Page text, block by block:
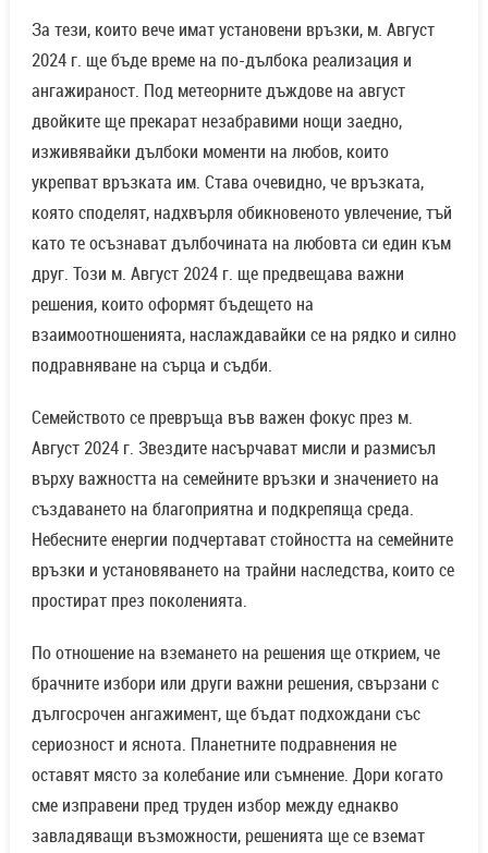
За тези, които вече имат установени връзки, м. Август
2024 г. ще бъде време на по-дълбока реализация и
ангажираност. Под метеорните дъждове на август
двойките ще прекарат незабравими нощи заедно,
изживявайки дълбоки моменти на любов, които
укрепват връзката им. Става очевидно, че връзката,
която споделят, надхвърля обикновеното увлечение, тъй
като те осъзнават дълбочината на любовта си един към
друг. Този м. Август 2024 г. ще предвещава важни
решения, които оформят бъдещето на
взаимоотношенията, наслаждавайки се на рядко и силно
подравняване на сърца и съдби.
Семейството се превръща във важен фокус през м.
Август 2024 г. Звездите насърчават мисли и размисъл
върху важността на семейните връзки и значението на
създаването на благоприятна и подкрепяща среда.
Небесните енергии подчертават стойността на семейните
връзки и установяването на трайни наследства, които се
простират през поколенията.
По отношение на вземането на решения ще открием, че
брачните избори или други важни решения, свързани с
дългосрочен ангажимент, ще бъдат подхождани със
сериозност и яснота. Планетните подравнения не
оставят място за колебание или съмнение. Дори когато
сме изправени пред труден избор между еднакво
завладяващи възможности, решенията ще се вземат